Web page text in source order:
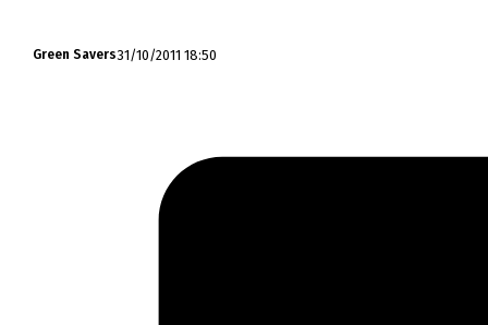
Green Savers31/10/2011 18:50